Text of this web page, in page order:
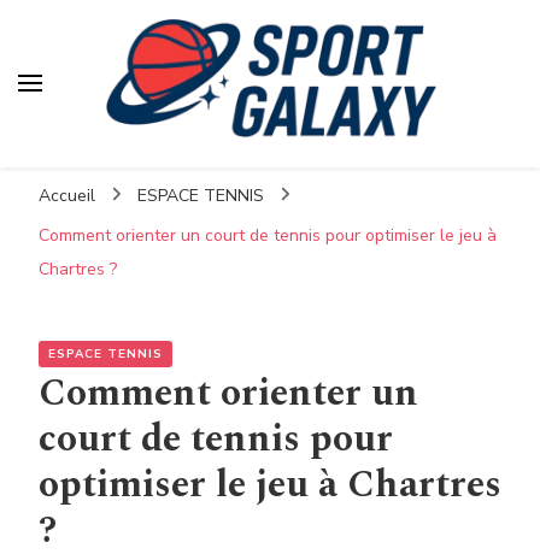
Accueil
ESPACE TENNIS
Comment orienter un court de tennis pour optimiser le jeu à
Chartres ?
ESPACE TENNIS
Comment orienter un
court de tennis pour
optimiser le jeu à Chartres
?